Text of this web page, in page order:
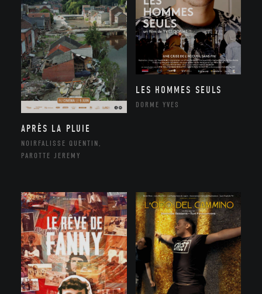
APRÈS LA PLUIE
NOIRFALISSE QUENTIN,
PAROTTE JEREMY
LES HOMMES SEULS
DORME YVES